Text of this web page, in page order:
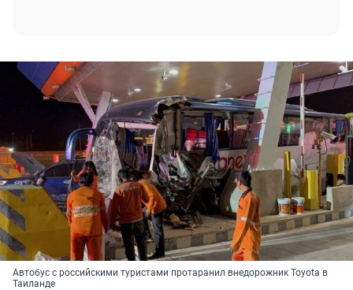
Автобус с российскими туристами протаранил внедорожник Toyota в
Таиланде